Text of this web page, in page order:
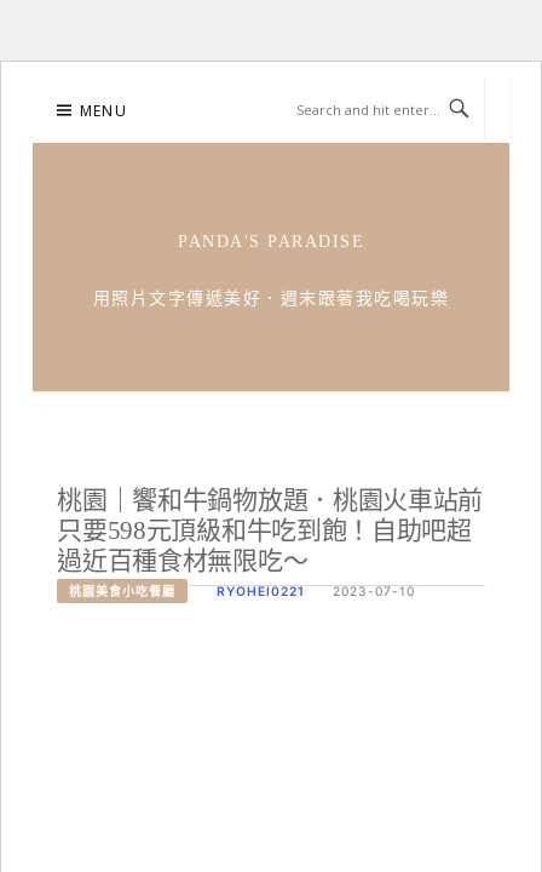
content
MENU
PANDA'S PARADISE
用照片文字傳遞美好．週末跟著我吃喝玩樂
桃園｜饗和牛鍋物放題．桃園火車站前
只要598元頂級和牛吃到飽！自助吧超
過近百種食材無限吃～
桃園美食小吃餐廳 RYOHEI0221 2023-07-10